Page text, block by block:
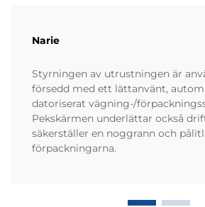
Narie
Styrningen av utrustningen är
försedd med ett lättanvänt,
datoriserat vägning-/
Pekskärmen underlättar också
säkerställer en noggrann och
förpackningarna.